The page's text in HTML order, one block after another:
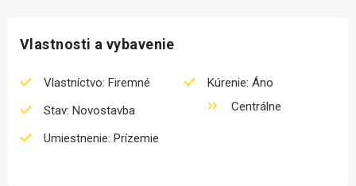
Vlastnosti a vybavenie
Vlastníctvo: Firemné
Stav: Novostavba
Umiestnenie: Prízemie
Kúrenie: Áno
Centrálne